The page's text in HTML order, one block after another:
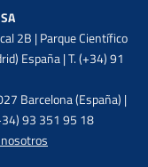
2B | Parque Científico
España | T. (+34) 91
Barcelona (España) |
93 351 95 18